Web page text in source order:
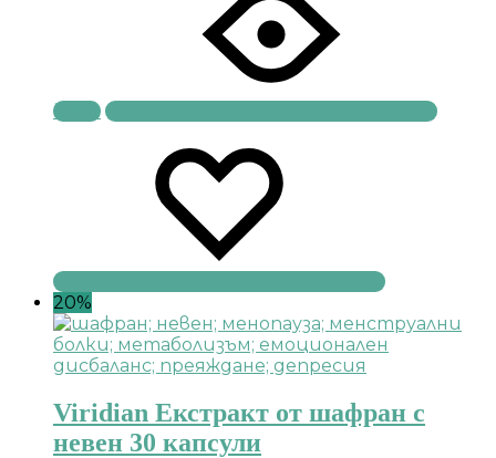
Купи
20%
Viridian Екстракт от шафран с
невен 30 капсули